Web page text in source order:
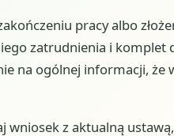
pracy albo
zatrudnienia i komplet
na ogólnej informacji,
wniosek z aktualną